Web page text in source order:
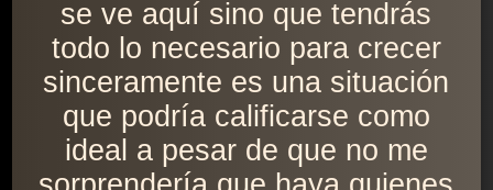
se ve aquí sino que tendrás
todo lo necesario para crecer
sinceramente es una situación
que podría calificarse como
ideal a pesar de que no me